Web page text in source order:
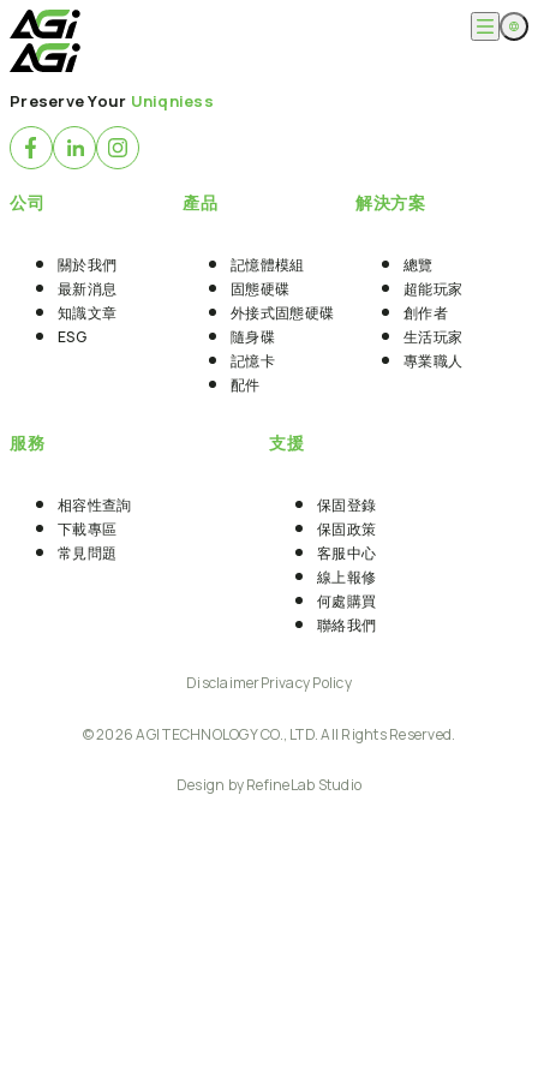
跳
至
主
要
容
English
繁體中文
關於我們
最新消息
產品
隨身碟
記憶卡
配件
創作者
生活玩家
專業職人
相容性查詢
下載專區
常見問題
支援
售後服務
Preserve Your Uniqniess
公司
關於我們
最新消息
知識文章
ESG
產品
記憶體模組
固態硬碟
外接式固態硬碟
隨身碟
記憶卡
配件
解決方案
總覽
超能玩家
創作者
生活玩家
專業職人
服務
相容性查詢
下載專區
常見問題
支援
保固登錄
保固政策
客服中心
線上報修
何處購買
聯絡我們
DisclaimerPrivacy Policy
© 2026 AGI TECHNOLOGY CO., LTD. All Rights Reserved.
Design by RefineLab Studio